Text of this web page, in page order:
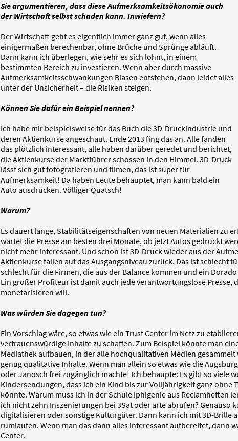
Sie argumentieren, dass diese Aufmerksamkeitsökonomie auch
der Wirtschaft selbst schaden kann. Inwiefern?
Der Wirtschaft geht es eigentlich immer ganz gut, wenn alles
einigermaßen berechenbar, ohne Brüche und Sprünge abläuft.
Dann kann ich überlegen, wie sehr es sich lohnt, in einem
bestimmten Bereich zu investieren. Wenn aber durch massive
Aufmerksamkeitsschwankungen Blasen entstehen, dann leidet alles
unter der Unsicherheit – die Risiken steigen.
Können Sie dafür ein Beispiel nennen?
Ich habe mir beispielsweise für das Buch die 3D-Druckindustrie und
deren Aktienkurse angeschaut. Ende 2013 fing das an. Alle fanden
das plötzlich interessant, alle haben darüber geredet und berichtet,
die Aktienkurse der Marktführer schossen in den Himmel. 3D-Druck
lässt sich gut fotografieren und filmen, das ist super für
Aufmerksamkeit! Da haben Leute behauptet, man kann bald ein
Auto ausdrucken. Völliger Quatsch!
Warum?
Es dauert lange, Stabilitätseigenschaften von neuen Materialien zu
wartet die Presse am besten drei Monate, ob jetzt Autos gedruckt
nicht mehr interessant. Und schon ist 3D-Druck wieder aus der
Aktienkurse fallen auf das Ausgangsniveau zurück. Das ist schlecht
schlecht für die Firmen, die aus der Balance kommen und ein
Ein großer Profiteur ist damit auch jede verantwortungslose Presse,
monetarisieren will.
Was würden Sie dagegen tun?
Ein Vorschlag wäre, so etwas wie ein Trust Center im Netz zu
vertrauenswürdige Inhalte zu schaffen. Zum Beispiel könnte man
Mediathek aufbauen, in der alle hochqualitativen Medien gesammelt
genug qualitative Inhalte. Wenn man allein so etwas wie die
oder Janosch frei zugänglich machte! Ich behaupte: Es gibt so viele
Kindersendungen, dass ich ein Kind bis zur Volljährigkeit ganz ohne
könnte. Warum muss ich in der Schule Iphigenie aus Reclamheften
ich nicht zehn Inszenierungen bei 3Sat oder arte abrufen? Genauso
digitalisieren oder sonstige Kulturgüter. Dann kann ich mit 3D-Brille
rumlaufen. Wenn man das dann alles interessant aufbereitet, dann
Center.